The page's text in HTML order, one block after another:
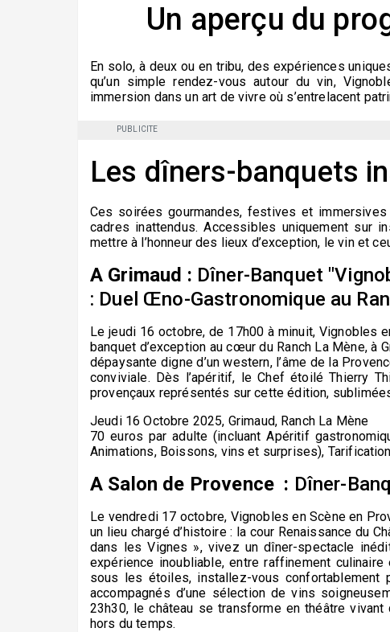
Un aperçu du
En solo, à deux ou en tribu, des expériences
qu’un simple rendez-vous autour du vin,
immersion dans un art de vivre où s’entrelacent
PUBLICITE
Les dîners-banquets
Ces soirées gourmandes, festives et
cadres inattendus. Accessibles uniquement sur
mettre à l’honneurdes lieux d’exception, le vin et
A Grimaud : Dîner-Banquet
: Duel Œno-Gastronomique au
Lejeudi 16 octobre, de 17h00 à minuit, Vignobles
banquet d’exception au cœur du Ranch La Mène,à
dépaysante digne d’un western, l’âme de la
conviviale. Dès l’apéritif, leChef étoilé Thierry
provençaux représentés sur cette édition,
Jeudi 16Octobre 2025, Grimaud, Ranch La Mène
70 euros par adulte (incluant Apéritif
Animations, Boissons, vins et surprises),
A Salon de Provence : Dîner-
Le vendredi 17 octobre, Vignobles en Scène en
un lieu chargé d’histoire : la cour Renaissance du
dans les Vignes », vivez un dîner-spectacle
expérience inoubliable, entre raffinement
sous les étoiles, installez-vous confortablement
accompagnés d’une sélection de vins
23h30, le château se transforme en théâtre
hors du temps.